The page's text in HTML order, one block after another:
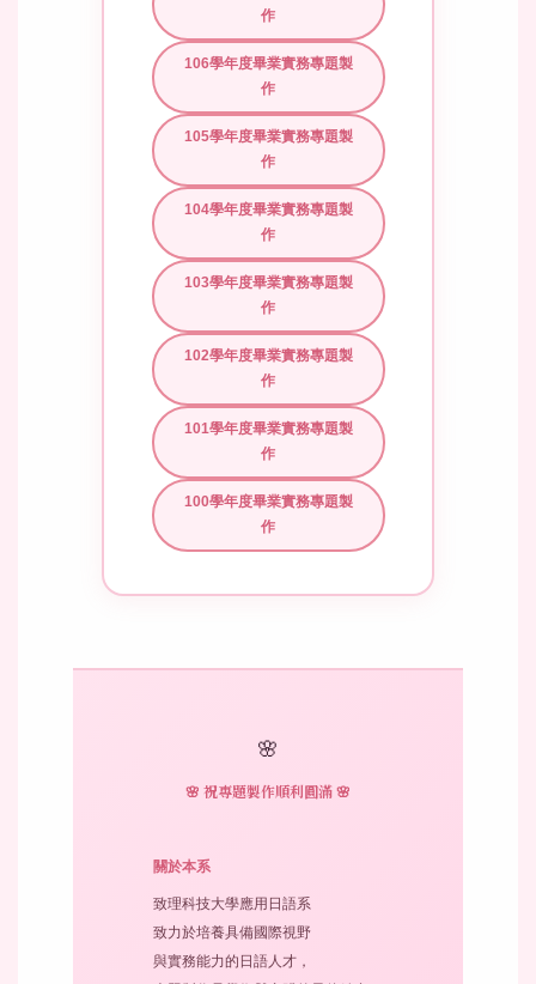
作
106學年度畢業實務專題製
作
105學年度畢業實務專題製
作
104學年度畢業實務專題製
作
103學年度畢業實務專題製
作
102學年度畢業實務專題製
作
101學年度畢業實務專題製
作
100學年度畢業實務專題製
作
🌸
🌸 祝專題製作順利圓滿 🌸
關於本系
致理科技大學應用日語系
致力於培養具備國際視野
與實務能力的日語人才，